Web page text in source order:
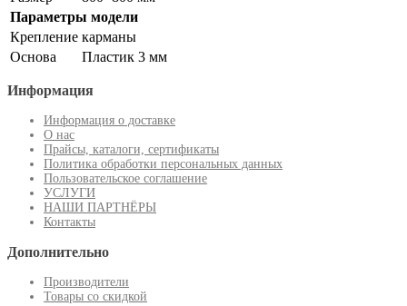
Параметры модели
Крепление карманы
Основа
Пластик 3 мм
Информация
Информация о доставке
О нас
Прайсы, каталоги, сертификаты
Политика обработки персональных данных
Пользовательское соглашение
УСЛУГИ
НАШИ ПАРТНЁРЫ
Контакты
Дополнительно
Производители
Товары со скидкой